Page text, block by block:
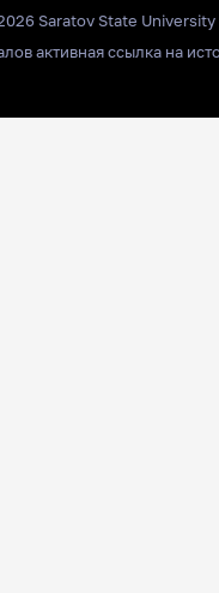
Saratov State University
активная ссылка на